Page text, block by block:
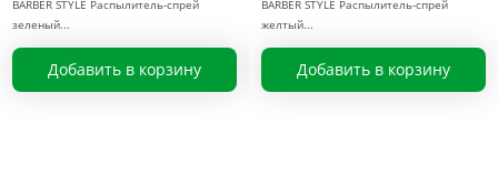
BARBER STYLE Распылитель-спрей
зеленый
Добавить в корзину
BARBER STYLE Распылитель-спрей
желтый
Добавить в корзину